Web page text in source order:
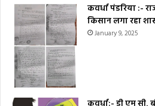
कवर्धा पंडरिया :-
किसान लगा रहा
January 9, 2025